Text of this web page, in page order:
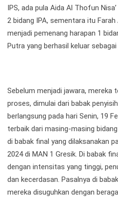
IPS, ada pula Aida Al Thofun
2 bidang IPA, sementara itu
menjadi pemenang harapan 1
Putra yang berhasil keluar
Sebelum menjadi jawara, mereka
proses, dimulai dari babak
berlangsung pada hari Senin, 19
terbaik dari masing-masing
di babak final yang dilaksanakan
2024 di MAN 1 Gresik. Di babak
dengan intensitas yang tinggi,
dan kecerdasan. Pasalnya di
mereka disuguhkan dengan